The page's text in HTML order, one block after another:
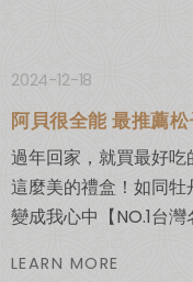
2024-12-18
阿貝很全能 最推薦
過年回家，就買最好
這麼美的禮盒！如同
變成我心中【NO.1台灣
LEARN MORE